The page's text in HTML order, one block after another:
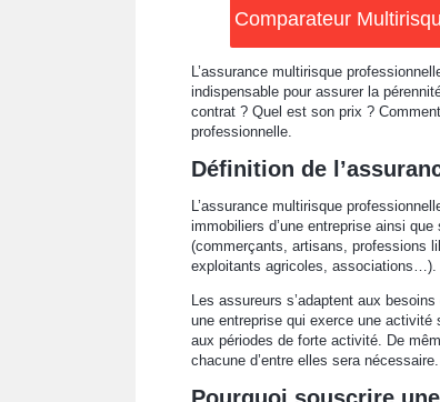
Comparateur
L’assurance multirisque
indispensable pour assurer la
contrat ? Quel est son prix ?
professionnelle.
Définition de
L’assurance multirisque
immobiliers d’une entreprise ainsi
(commerçants, artisans, professions
exploitants agricoles, associations…).
Les assureurs s’adaptent aux
une entreprise qui exerce une activité
aux périodes de forte activité. De
chacune d’entre elles sera nécessaire.